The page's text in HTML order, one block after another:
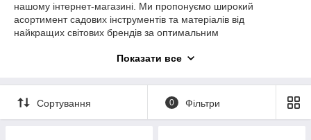
нашому інтернет-магазині. Ми пропонуємо широкий
асортимент садових інструментів та матеріалів від
найкращих світових брендів за оптимальним
оформлення замовлень та надійну доставку товару до будь-
Показати все
Сортування 0 Фільтри